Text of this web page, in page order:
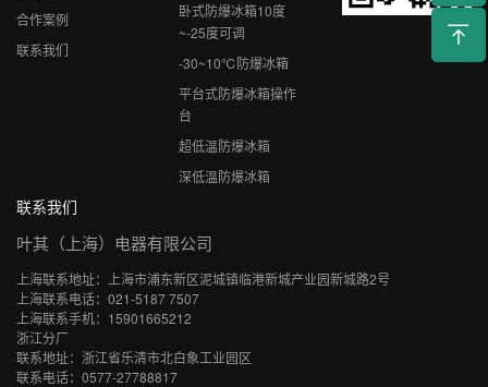
合作案例
联系我们
卧式防爆冰箱10度
~-25度可调
-30~10℃防爆冰箱
平台式防爆冰箱操作
台
超低温防爆冰箱
深低温防爆冰箱
联系我们
叶其（上海）电器有限公司
上海联系地址：上海市浦东新区泥城镇临港新城产业园新城路2号
上海联系电话：021-5187 7507
上海联系手机：15901665212
浙江分厂
联系地址：浙江省乐清市北白象工业园区
联系电话：0577-27788817